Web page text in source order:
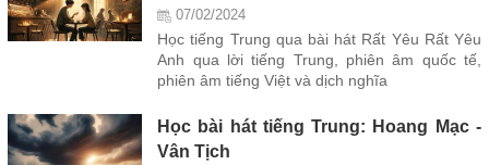
07/02/2024
Học tiếng Trung qua bài hát Rất Yêu Rất Yêu
Anh qua lời tiếng Trung, phiên âm quốc tế,
phiên âm tiếng Việt và dịch nghĩa
Học bài hát tiếng Trung: Hoang Mạc -
Vân Tịch